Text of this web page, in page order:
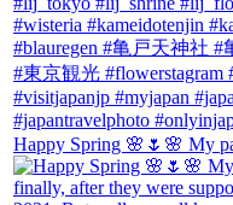
Happy Spring 🌸🌷🌸 My